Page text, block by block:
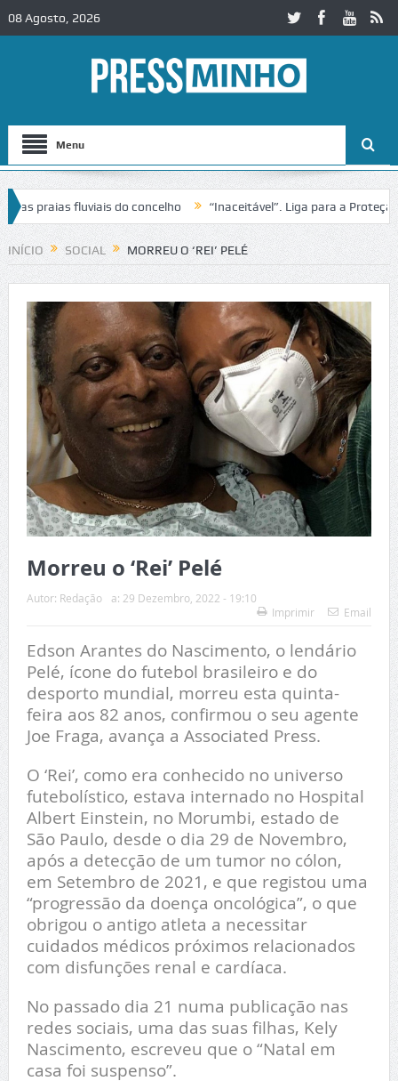
08 Agosto, 2026
Menu
fluviais do concelho “Inaceitável”. Liga para a Proteção da
de trânsito no IC2 em Alcobaça Igreja do Castelo de Cerveira
INÍCIO SOCIAL MORREU O ‘REI’ PELÉ
Morreu o ‘Rei’ Pelé
Autor: Redação a: 29 Dezembro, 2022 - 19:10
Imprimir
Email
Edson Arantes do Nascimento, o lendário
Pelé, ícone do futebol brasileiro e do
desporto mundial, morreu esta quinta-
feira aos 82 anos, confirmou o seu agente
Joe Fraga, avança a Associated Press.
O ‘Rei’, como era conhecido no universo
futebolístico, estava internado no Hospital
Albert Einstein, no Morumbi, estado de
São Paulo, desde o dia 29 de Novembro,
após a detecção de um tumor no cólon,
em Setembro de 2021, e que registou uma
“progressão da doença oncológica”, o que
obrigou o antigo atleta a necessitar
cuidados médicos próximos relacionados
com disfunções renal e cardíaca.
No passado dia 21 numa publicação nas
redes sociais, uma das suas filhas, Kely
Nascimento, escreveu que o “Natal em
casa foi suspenso”.